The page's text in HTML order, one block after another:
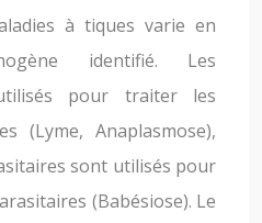
à tiques varie en
identifié. Les
pour traiter les
(Lyme, Anaplasmose),
sont utilisés pour
(Babésiose). Le